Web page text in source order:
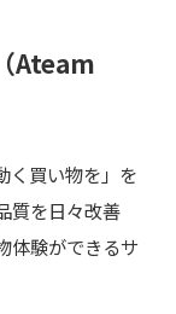
Ateam
く買い物を」を
質を日々改善
体験ができるサ